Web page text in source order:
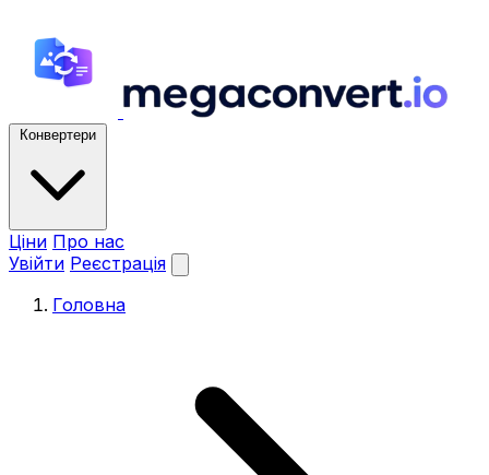
Конвертери
Ціни Про нас
Увійти Реєстрація
Головна